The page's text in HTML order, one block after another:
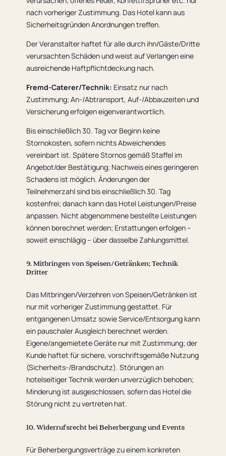
nach vorheriger Zustimmung. Das Hotel kann aus
Sicherheitsgründen Anordnungen treffen.
Der Veranstalter haftet für alle durch ihn/Gäste/Dritte
verursachten Schäden und weist auf Verlangen eine
ausreichende Haftpflichtdeckung nach.
Fremd-Caterer/Technik: Einsatz nur nach
Zustimmung; An-/Abtransport, Auf-/Abbauzeiten und
Versicherung erfolgen eigenverantwortlich.
Bis einschließlich 30. Tag vor Beginn keine
Stornokosten, sofern nichts Abweichendes
vereinbart ist. Spätere Stornos gemäß Staffel im
Angebot/der Bestätigung; Nachweis eines geringeren
Schadens ist möglich. Änderungen der
Teilnehmerzahl sind bis einschließlich 30. Tag
kostenfrei; danach kann das Hotel Leistungen/Preise
anpassen. Nicht abgenommene bestellte Leistungen
können berechnet werden; Erstattungen erfolgen –
soweit einschlägig – über dasselbe Zahlungsmittel.
9. Mitbringen von Speisen/Getränken; Technik
Dritter
Das Mitbringen/Verzehren von Speisen/Getränken ist
nur mit vorheriger Zustimmung gestattet. Für
entgangenen Umsatz sowie Service/Entsorgung kann
ein pauschaler Ausgleich berechnet werden.
Eigene/angemietete Geräte nur mit Zustimmung; der
Kunde haftet für sichere, vorschriftsgemäße Nutzung
(Sicherheits-/Brandschutz). Störungen an
hotelseitiger Technik werden unverzüglich behoben;
Minderung ist ausgeschlossen, sofern das Hotel die
Störung nicht zu vertreten hat.
10. Widerrufsrecht bei Beherbergung und Events
Für Beherbergungsverträge zu einem konkreten